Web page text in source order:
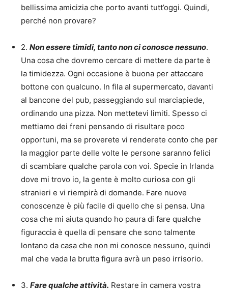
bellissima amicizia che porto avanti tutt’oggi. Quindi,
perché non provare?
2. Non essere timidi, tanto non ci conosce nessuno.
Una cosa che dovremo cercare di mettere da parte è
la timidezza. Ogni occasione è buona per attaccare
bottone con qualcuno. In fila al supermercato, davanti
al bancone del pub, passeggiando sul marciapiede,
ordinando una pizza. Non mettetevi limiti. Spesso ci
mettiamo dei freni pensando di risultare poco
opportuni, ma se proverete vi renderete conto che per
la maggior parte delle volte le persone saranno felici
di scambiare qualche parola con voi. Specie in Irlanda
dove mi trovo io, la gente è molto curiosa con gli
stranieri e vi riempirà di domande. Fare nuove
conoscenze è più facile di quello che si pensa. Una
cosa che mi aiuta quando ho paura di fare qualche
figuraccia è quella di pensare che sono talmente
lontano da casa che non mi conosce nessuno, quindi
mal che vada la brutta figura avrà un peso irrisorio.
3. Fare qualche attività. Restare in camera vostra